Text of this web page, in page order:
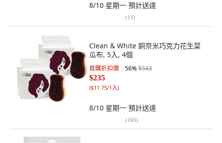
8/10 星期一 預計送達
(13)
Clean & White 銅奈米巧克力花生菜
瓜布, 5入, 4個
首購折扣價 56%$543
$235
($11.75/1入)
8/10 星期一 預計送達
(166)